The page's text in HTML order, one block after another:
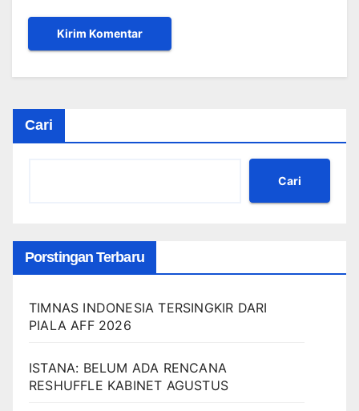
Cari
Cari
Porstingan Terbaru
TIMNAS INDONESIA TERSINGKIR DARI
PIALA AFF 2026
ISTANA: BELUM ADA RENCANA
RESHUFFLE KABINET AGUSTUS